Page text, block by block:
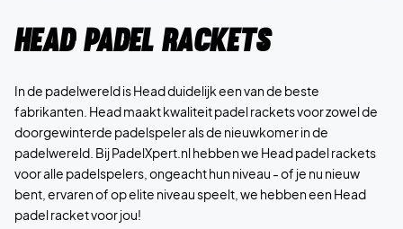
Head Padel Rackets
In de padelwereld is Head duidelijk een van de beste
fabrikanten. Head maakt kwaliteit padel rackets voor zowel de
doorgewinterde padelspeler als de nieuwkomer in de
padelwereld. Bij PadelXpert.nl hebben we Head padel rackets
voor alle padelspelers, ongeacht hun niveau - of je nu nieuw
bent, ervaren of op elite niveau speelt, we hebben een Head
padel racket voor jou!